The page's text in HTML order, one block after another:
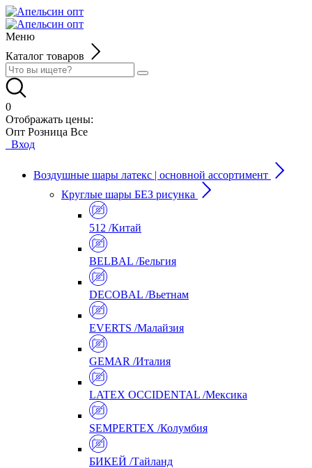
Меню
Каталог товаров
0
Отображать цены:
Опт Розница Все
Вход
Воздушные шары латекс | основной ассортимент
Круглые шары БЕЗ рисунка
512 /Китай
BELBAL /Бельгия
DECOBAL /Вьетнам
EVERTS /Малайзия
GEMAR /Италия
LATEX OCCIDENTAL /Мексика
SEMPERTEX /Колумбия
БИКЕЙ /Тайланд